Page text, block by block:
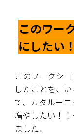
このワー
にしたい！
このワークシ
したことを、
て、カタルー
増やしたい！
ました。